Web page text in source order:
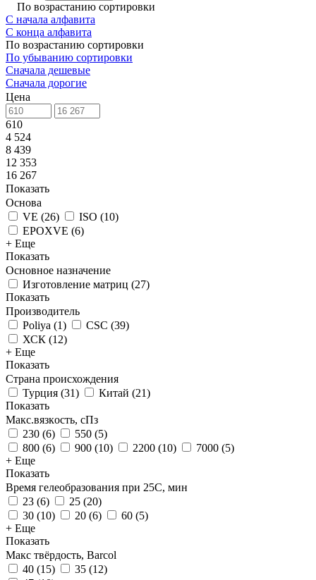
По возрастанию сортировки
С начала алфавита
С конца алфавита
По возрастанию сортировки
По убыванию сортировки
Сначала дешевые
Сначала дорогие
Цена
610
4 524
8 439
12 353
16 267
Показать
Основа
VE (26) ISO (10)
EPOXVE (6)
+ Еще
Показать
Основное назначение
Изготовление матриц (27)
Показать
Производитель
Poliya (1) CSC (39)
ХСК (12)
+ Еще
Показать
Страна происхождения
Турция (31) Китай (21)
Показать
Макс.вязкoсть, сПз
230 (6) 550 (5)
800 (6) 900 (10) 2200 (10) 7000 (5)
+ Еще
Показать
Время гелеобразования при 25С, мин
23 (6) 25 (20)
30 (10) 20 (6) 60 (5)
+ Еще
Показать
Макс твёрдость, Barcol
40 (15) 35 (12)